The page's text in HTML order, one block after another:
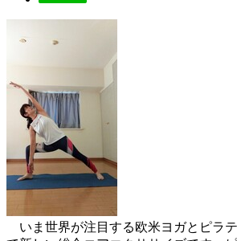
いま世界が注目する欧米ヨガとピラテ